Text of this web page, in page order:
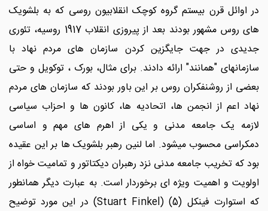
در اوائل قرن بیستم گروه کوچک انقلابیون روسی که به بلشویک
های روس مشهور بودند بعد از پیروزی انقلاب 1917 روسیه، تئوری
جدیدی در جهت جایگزین کردن سازمان های مردم نهاد با
سازمانهای "همانند" ارائه دادند. برای مثال، بورک ، توکویل و حتی
بعضی از روشنفکران روس بر این باور بودند که سازمان های مردم
نهاد اعم از انجمن ها، اتحادیه ها، کانون ها و احزاب سیاسی
لازمه یک جامعه مدنی و یکی از اهرم های مهم و اساسی
دمکراسی محسوب میشود. اما لنین رهبر بلشویک ها بر این عقیده
بود که تخریب جامعه مدنی نزد رهبران دیکتاتور و تمامیت خواه از
اولویت و اهمیت ویژه ای برخوردار است. به عبارت دیگر همانطور
که استوارت فینکل (5) (Stuart Finkel) در این مورد توضیح